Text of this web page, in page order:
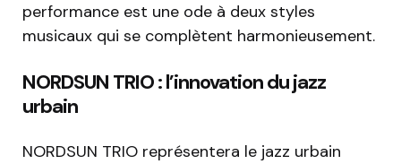
performance est une ode à deux styles
musicaux qui se complètent harmonieusement.
NORDSUN TRIO : l’innovation du jazz
urbain
NORDSUN TRIO représentera le jazz urbain